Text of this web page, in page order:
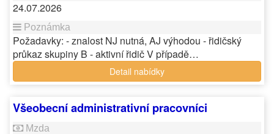
24.07.2026
Požadavky: - znalost NJ nutná, AJ výhodou - řidičský
průkaz skupiny B - aktivní řidič V případě…
Detail nabídky
Všeobecní administrativní pracovníci